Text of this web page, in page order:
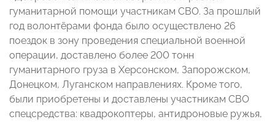
гуманитарной помощи участникам СВО. За прошлый
год волонтёрами фонда было осуществлено 26
поездок в зону проведения специальной военной
операции, доставлено более 200 тонн
гуманитарного груза в Херсонском, Запорожском,
Донецком, Луганском направлениях. Кроме того,
были приобретены и доставлены участникам СВО
спецсредства: квадрокоптеры, антидроновые ружья,